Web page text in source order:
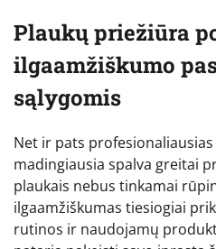
Plaukų priežiūra
ilgaamžiškumo
sąlygomis
Net ir pats
madingiausia spalva greitai
plaukais nebus tinkamai
ilgaamžiškumas tiesiogiai
rutinos ir naudojamų